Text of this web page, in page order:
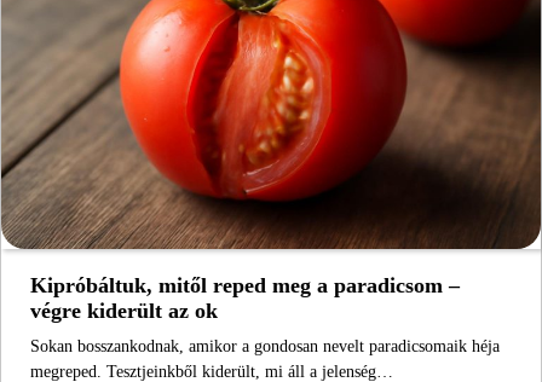
Kipróbáltuk, mitől reped meg a paradicsom –
végre kiderült az ok
Sokan bosszankodnak, amikor a gondosan nevelt paradicsomaik héja
megreped. Tesztjeinkből kiderült, mi áll a jelenség…